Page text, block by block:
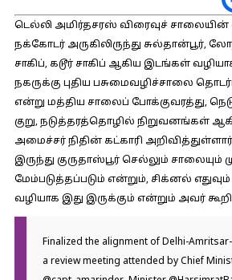
டெல்லி அமிர்தசரஸ் விரைவுச் சாலையின்
நக்கோடர் அருகிலிருந்து சுல்தான்பூர்,
சாகிப், கடூர் சாகிப் ஆகிய இடங்கள்
நகருக்கு புதிய பசுமைவழிச்சாலை
என்று மத்திய சாலைப் போக்குவரத்து,
குறு, நடுத்தரத்தொழில் நிறுவனங்கள்
அமைச்சர் நிதின் கட்காரி
இருந்து குருதாஸ்பூர் செல்லும் சாலையும்
மேம்படுத்தப்படும் என்றும், சிக்னல்
வழியாக இது இருக்கும் என்றும் அவர்
Finalized the alignment of Delhi-
a review meeting attended by Chief